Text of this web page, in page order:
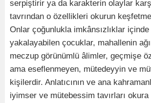
serpiştirir ya da karakterin olaylar
tavrından o özellikleri okurun
Onlar çoğunlukla imkânsızlıklar içinde
yakalayabilen çocuklar, mahallenin
meczup görünümlü âlimler, geçmişe
ama eseflenmeyen, mütedeyyin ve
kişilerdir. Anlatıcının ve ana
iyimser ve mütebessim tavırları